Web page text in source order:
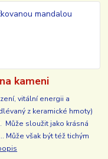
kameni
vitální energii a
z keramické hmoty)
sloužit jako krásná
Může však být též tichým